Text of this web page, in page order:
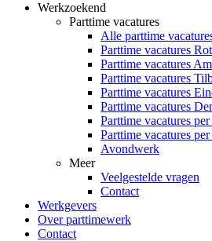
Werkzoekend
Parttime vacatures
Alle parttime
Parttime vacatures
Parttime vacatures
Parttime vacatures
Parttime vacatures
Parttime vacatures
Parttime vacatures per
Parttime vacatures
Avondwerk
Meer
Veelgestelde vragen
Contact
Werkgevers
Over parttimewerk
Contact